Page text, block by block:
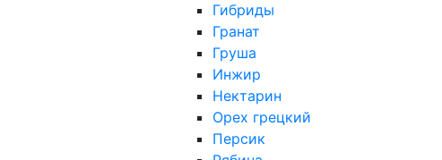
Гибриды
Гранат
Груша
Инжир
Нектарин
Орех грецкий
Персик